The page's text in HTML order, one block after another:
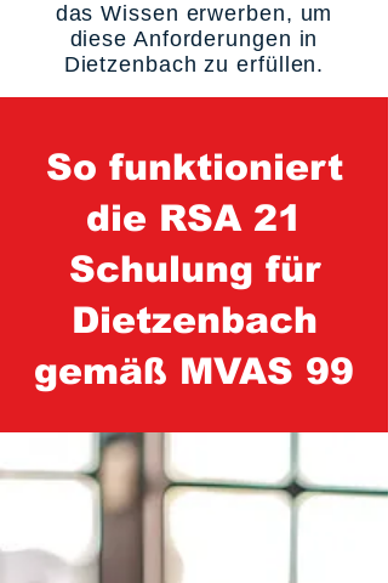
das Wissen erwerben, um
diese Anforderungen in
Dietzenbach zu erfüllen.
So funktioniert
die RSA 21
Schulung für
Dietzenbach
gemäß MVAS 99